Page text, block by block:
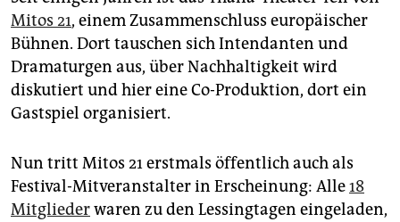
Mitos 21, einem Zusammenschluss europäischer
Bühnen. Dort tauschen sich Intendanten und
Dramaturgen aus, über Nachhaltigkeit wird
diskutiert und hier eine Co-Produktion, dort ein
Gastspiel organisiert.
Nun tritt Mitos 21 erstmals öffentlich auch als
Festival-Mitveranstalter in Erscheinung: Alle18
Mitgliederwaren zu den Lessingtagen eingeladen,